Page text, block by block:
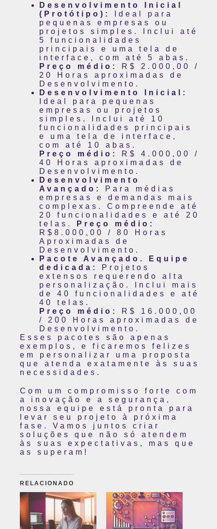
Desenvolvimento Inicial
(Protótipo):
Ideal para
pequenas empresas ou
projetos simples. Inclui até
5 funcionalidades
principais e uma tela de
interface, com até 5 abas.
Preço médio:
R$ 2.000,00 /
20 Horas aproximadas de
Desenvolvimento.
Desenvolvimento Inicial:
Ideal para pequenas
empresas ou projetos
simples. Inclui até 10
funcionalidades principais
e uma tela de interface,
com até 10 abas.
Preço médio:
R$ 4.000,00 /
40 Horas aproximadas de
Desenvolvimento.
Desenvolvimento
Avançado:
Para médias
empresas e demandas mais
complexas. Compreende até
20 funcionalidades e até 20
telas.
Preço médio:
R$8.000,00 / 80 Horas
Aproximadas de
Desenvolvimento.
Pacote Avançado. Equipe
dedicada:
Projetos
extensos requerendo alta
personalização. Inclui mais
de 40 funcionalidades e até
40 telas.
Preço médio:
R$ 16.000,00
/ 200 Horas aproximadas de
Desenvolvimento.
Esses pacotes são apenas
exemplos, e ficaremos felizes
em personalizar uma proposta
que atenda exatamente às suas
necessidades.
Com um compromisso forte com
a inovação e a segurança,
nossa equipe está pronta para
levar seu projeto à próxima
fase. Vamos juntos criar
soluções que não só atendem
às suas expectativas, mas que
as superam!
RELACIONADO